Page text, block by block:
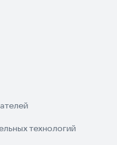
технологий